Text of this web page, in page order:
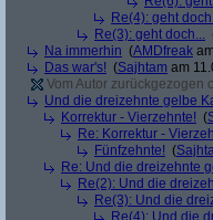
Re(4): geht
Re(3): geht doch...
Na immerhin (AMDfreak
Das war's! (Sajhtam am
Vom Autor zurückgezogen
Und die dreizehnte gelbe
Korrektur - Vierzehnte! (
Re: Korrektur -
Fünfzehnte! (
Re: Und die dreizehnte
Re(2): Und die
Re(3): Und die
Re(4): Und die